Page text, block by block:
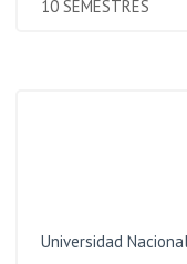
10 SEMESTRES
Universidad